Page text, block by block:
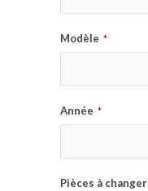
Modèle *
Année *
Pièces à changer